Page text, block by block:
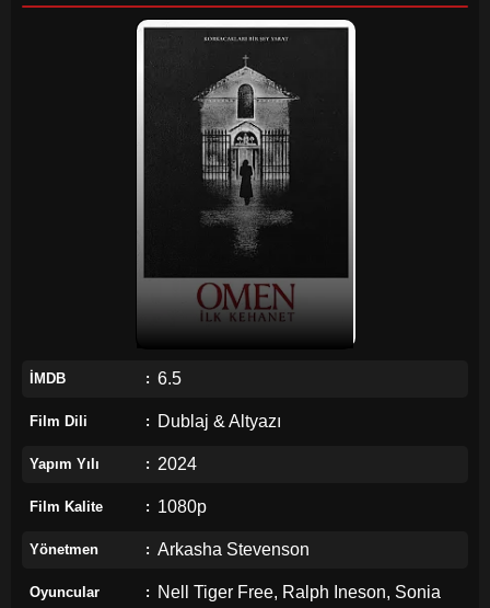
İMDB 6.5
Film Dili Dublaj & Altyazı
Yapım Yılı 2024
Film Kalite 1080p
Yönetmen Arkasha Stevenson
Oyuncular
Nell Tiger Free, Ralph Ineson, Sonia